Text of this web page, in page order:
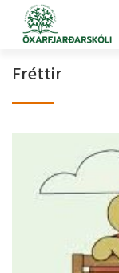
Fara
efni
Fréttir